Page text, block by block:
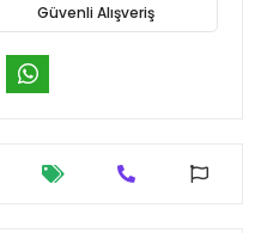
Güvenli Alışveriş